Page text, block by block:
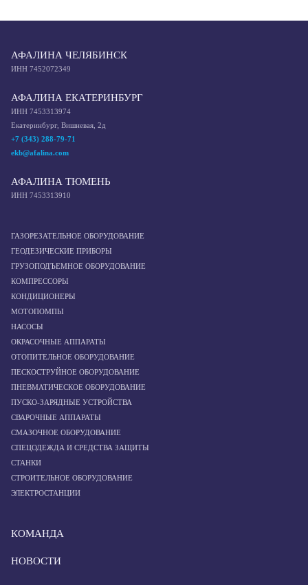
АФАЛИНА ЧЕЛЯБИНСК
ИНН 7452072349
АФАЛИНА ЕКАТЕРИНБУРГ
ИНН 7453313974
Екатеринбург, Вишневая, 2д
+7 (343) 288-79-71
ekb@afalina.com
АФАЛИНА ТЮМЕНЬ
ИНН 7453313910
ГАЗОРЕЗАТЕЛЬНОЕ ОБОРУДОВАНИЕ
ГЕОДЕЗИЧЕСКИЕ ПРИБОРЫ
ГРУЗОПОДЪЕМНОЕ ОБОРУДОВАНИЕ
КОМПРЕССОРЫ
КОНДИЦИОНЕРЫ
МОТОПОМПЫ
НАСОСЫ
ОКРАСОЧНЫЕ АППАРАТЫ
ОТОПИТЕЛЬНОЕ ОБОРУДОВАНИЕ
ПЕСКОСТРУЙНОЕ ОБОРУДОВАНИЕ
ПНЕВМАТИЧЕСКОЕ ОБОРУДОВАНИЕ
ПУСКО-ЗАРЯДНЫЕ УСТРОЙСТВА
СВАРОЧНЫЕ АППАРАТЫ
СМАЗОЧНОЕ ОБОРУДОВАНИЕ
СПЕЦОДЕЖДА И СРЕДСТВА ЗАЩИТЫ
СТАНКИ
СТРОИТЕЛЬНОЕ ОБОРУДОВАНИЕ
ЭЛЕКТРОСТАНЦИИ
КОМАНДА
НОВОСТИ